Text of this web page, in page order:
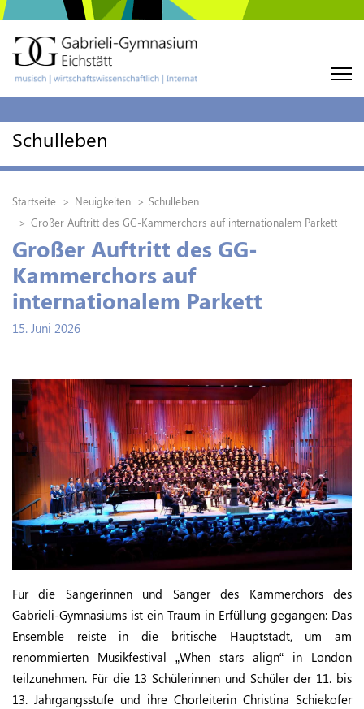
Schulleben
Startseite Neuigkeiten
Schulleben
Großer Auftritt des GG-Kammerchors auf internationalem Parkett
Großer Auftritt des GG-
Kammerchors auf
internationalem Parkett
15. Juni 2026
Für die Sängerinnen und Sänger des Kammerchors des
Gabrieli-Gymnasiums ist ein Traum in Erfüllung gegangen: Das
Ensemble reiste in die britische Hauptstadt, um am
renommierten Musikfestival „When stars align“ in London
teilzunehmen. Für die 13 Schülerinnen und Schüler der 11. bis
13. Jahrgangsstufe und ihre Chorleiterin Christina Schiekofer